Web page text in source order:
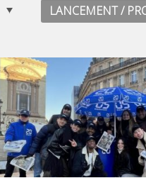
LANCEMENT /